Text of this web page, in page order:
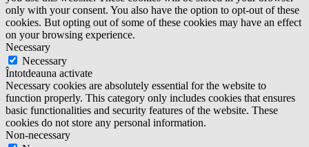
only with your consent. You also have the option to opt-out of these
cookies. But opting out of some of these cookies may have an effect
on your browsing experience.
Necessary
Necessary
Întotdeauna activate
Necessary cookies are absolutely essential for the website to
function properly. This category only includes cookies that ensures
basic functionalities and security features of the website. These
cookies do not store any personal information.
Non-necessary